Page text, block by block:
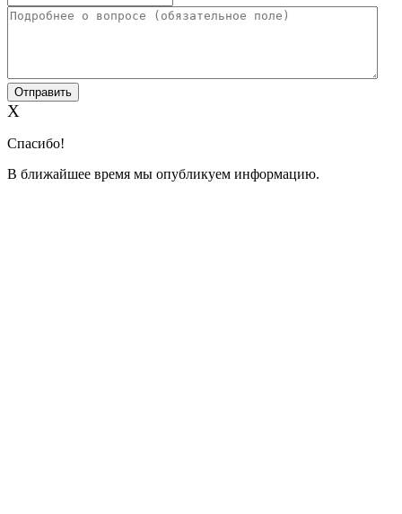
X
Спасибо!
В ближайшее время мы опубликуем информацию.